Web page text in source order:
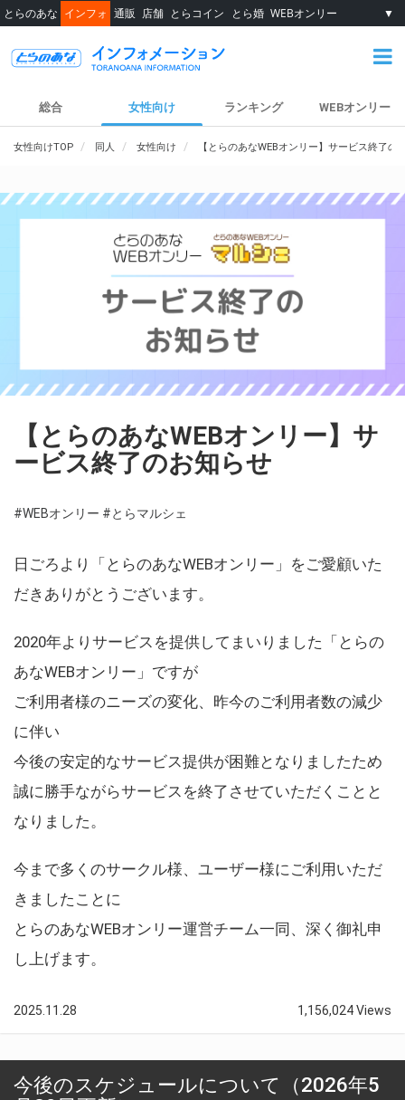
とらのあな インフォ 通販 店舗 とらコイン とら婚 WEBオンリー ▼
総合 女性向け ランキング WEBオンリー
女性向けTOP 同人 女性向け 【とらのあなWEBオンリー】サービス終了の
【とらのあなWEBオンリー】サ
ービス終了のお知らせ
#WEBオンリー #とらマルシェ
日ごろより「とらのあなWEBオンリー」をご愛顧いた
だきありがとうございます。
2020年よりサービスを提供してまいりました「とらの
あなWEBオンリー」ですが
ご利用者様のニーズの変化、昨今のご利用者数の減少
に伴い
今後の安定的なサービス提供が困難となりましたため
誠に勝手ながらサービスを終了させていただくことと
なりました。
今まで多くのサークル様、ユーザー様にご利用いただ
きましたことに
とらのあなWEBオンリー運営チーム一同、深く御礼申
し上げます。
2025.11.28 1,156,024 Views
今後のスケジュールについて（2026年5